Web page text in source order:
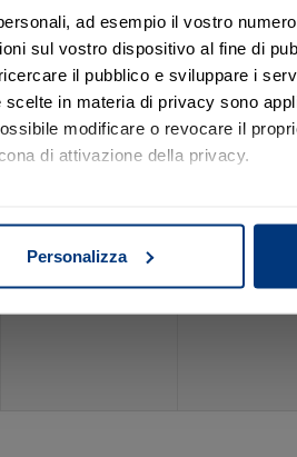
ad esempio il vostro
sul vostro dispositivo al fine di
il pubblico e sviluppare i
in materia di privacy sono
modificare o revocare il
di attivazione della privacy.
attivamente alla ricerca di
Personalizza
26